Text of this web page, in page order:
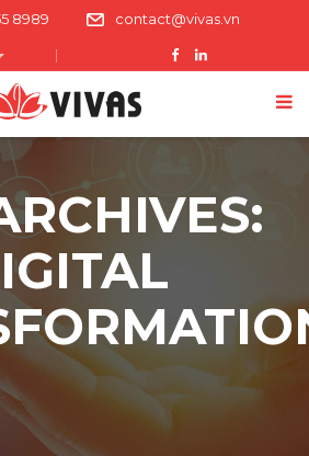
8989 contact@vivas.vn